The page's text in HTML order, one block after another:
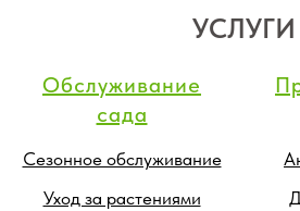
УСЛУГИ
Обслуживание
сада
Сезонное обслуживание
Уход за растениями